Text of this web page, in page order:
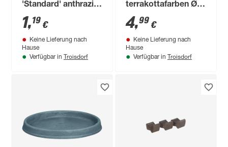
'Standard' anthrazit
Ø 12 cm
1,19 €
Keine Lieferung nach
Hause
Verfügbar in Troisdorf
terrakottafarben Ø
28 cm
4,99 €
Keine Lieferung nach
Hause
Verfügbar in Troisdorf